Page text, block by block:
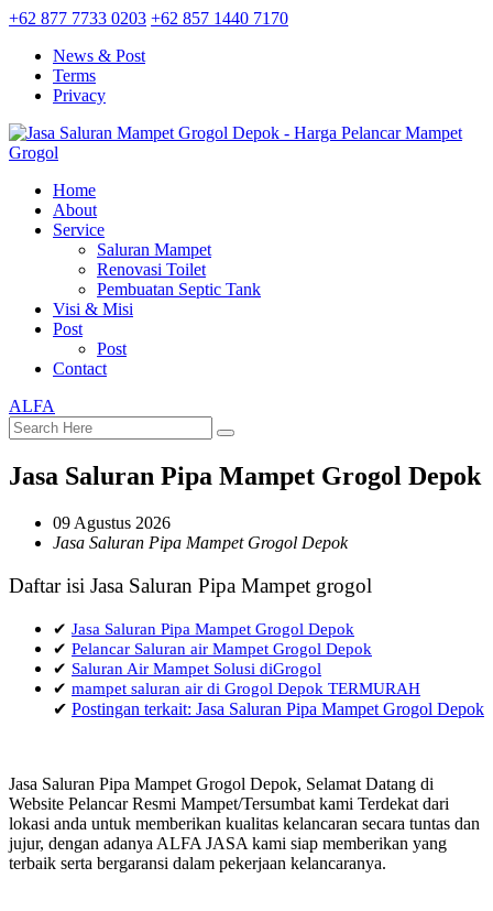
+62 877 7733 0203 +62 857 1440 7170
News & Post
Terms
Privacy
Home
About
Service
Saluran Mampet
Renovasi Toilet
Pembuatan Septic Tank
Visi & Misi
Post
Post
Contact
ALFA
Jasa Saluran Pipa Mampet Grogol Depok
09 Agustus 2026
Jasa Saluran Pipa Mampet Grogol Depok
Daftar isi Jasa Saluran Pipa Mampet grogol
✔ Jasa Saluran Pipa Mampet Grogol Depok
✔ Pelancar Saluran air Mampet Grogol Depok
✔ Saluran Air Mampet Solusi diGrogol
✔ mampet saluran air di Grogol Depok TERMURAH
✔ Postingan terkait: Jasa Saluran Pipa Mampet Grogol Depok
Jasa Saluran Pipa Mampet Grogol Depok, Selamat Datang di
Website Pelancar Resmi Mampet/Tersumbat kami Terdekat dari
lokasi anda untuk memberikan kualitas kelancaran secara tuntas dan
jujur, dengan adanya ALFA JASA kami siap memberikan yang
terbaik serta bergaransi dalam pekerjaan kelancaranya.